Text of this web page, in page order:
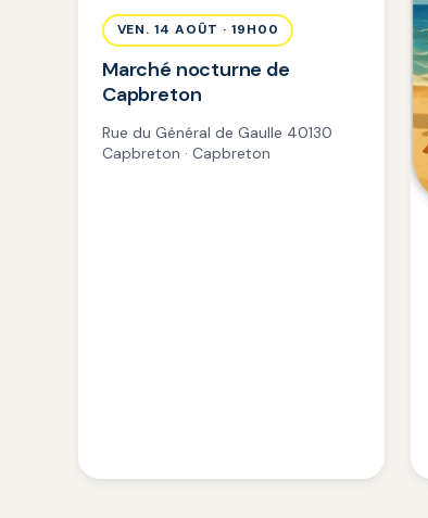
VEN. 14 AOÛT · 19H00
Marché nocturne de
Capbreton
Rue du Général de Gaulle 40130
Capbreton · Capbreton